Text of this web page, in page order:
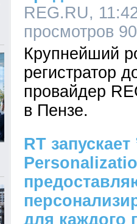
REG.RU,
просмотров
Крупнейший
регистратор
провайдер
в Пензе.
RT
для каждого